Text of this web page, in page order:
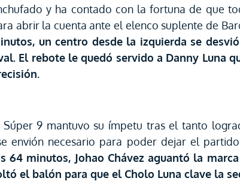
y ha contado con la fortuna de que
abrir la cuenta ante el elenco suplente de
un centro desde la izquierda se
El rebote le quedó servido a Danny Luna
Súper 9 mantuvo su ímpetu tras el tanto
envión necesario para poder dejar el
64 minutos, Johao Chávez aguantó la
el balón para que el Cholo Luna clave la